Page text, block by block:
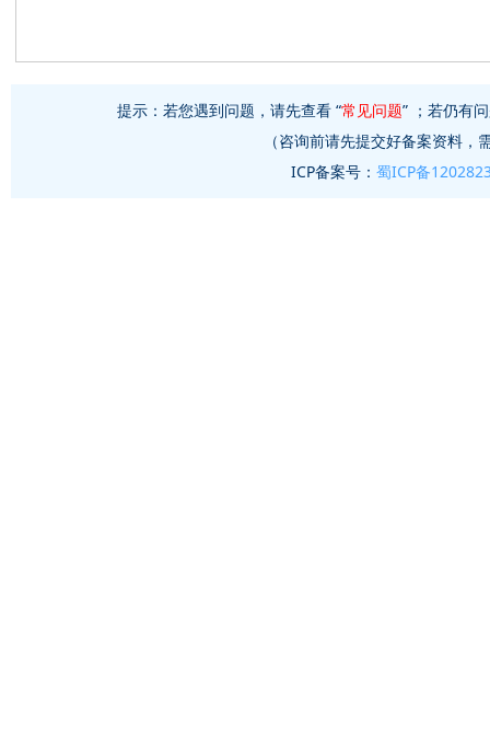
提示：若您遇到问题，请先查看 “常见问题” ；若仍有
（咨询前请先提交好备案资料
ICP备案号： 蜀ICP备